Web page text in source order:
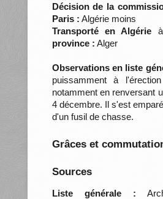
Décision de la
Paris : Algérie moins
Transporté en Algérie
province : Alger
Observations en liste
puissamment à
notamment en renversant
4 décembre. Il s'est
d'un fusil de chasse.
Grâces et
Sources
Liste générale :